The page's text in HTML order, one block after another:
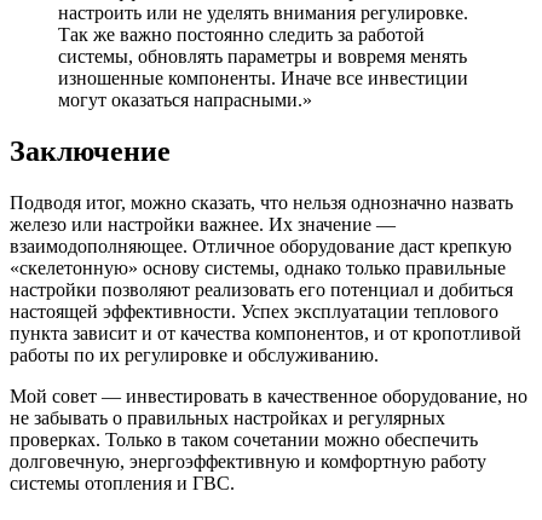
настроить или не уделять внимания регулировке.
Так же важно постоянно следить за работой
системы, обновлять параметры и вовремя менять
изношенные компоненты. Иначе все инвестиции
могут оказаться напрасными.»
Заключение
Подводя итог, можно сказать, что нельзя однозначно назвать
железо или настройки важнее. Их значение —
взаимодополняющее. Отличное оборудование даст крепкую
«скелетонную» основу системы, однако только правильные
настройки позволяют реализовать его потенциал и добиться
настоящей эффективности. Успех эксплуатации теплового
пункта зависит и от качества компонентов, и от кропотливой
работы по их регулировке и обслуживанию.
Мой совет — инвестировать в качественное оборудование, но
не забывать о правильных настройках и регулярных
проверках. Только в таком сочетании можно обеспечить
долговечную, энергоэффективную и комфортную работу
системы отопления и ГВС.